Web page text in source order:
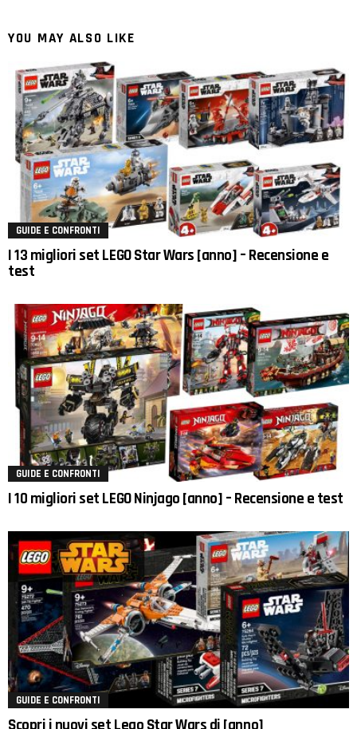
YOU MAY ALSO LIKE
GUIDE E CONFRONTI
I 13 migliori set LEGO Star Wars [anno] – Recensione e
test
GUIDE E CONFRONTI
I 10 migliori set LEGO Ninjago [anno] – Recensione e test
GUIDE E CONFRONTI